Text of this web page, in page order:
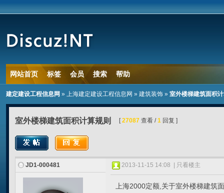
网站首页 标签 会员 搜索 帮助
建定建设工程信息网 » 上海建定建设工程信息网 » 建筑装饰» 室外楼梯建筑面积
室外楼梯建筑面积计算规则 [27087查看 /1回复 ]
JD1-000481 2013-11-15 14:08 只看楼主
上海2000定额,关于室外楼梯建筑